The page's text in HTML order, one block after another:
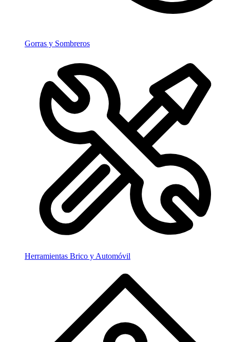
Gorras y Sombreros
Herramientas Brico y Automóvil